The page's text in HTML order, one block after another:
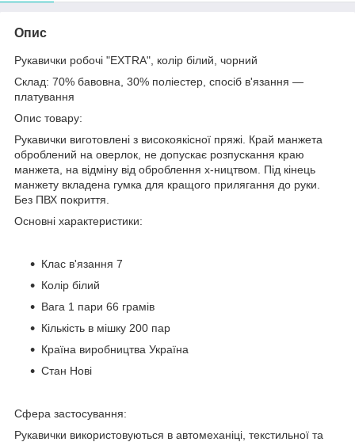
Опис
Рукавички робочі "EXTRA", колір білий, чорний
Склад: 70% бавовна, 30% поліестер, спосіб в'язання —
платування
Опис товару:
Рукавички виготовлені з високоякісної пряжі. Край манжета
оброблений на оверлок, не допускає розпускання краю
манжета, на відміну від оброблення x-ництвом. Під кінець
манжету вкладена гумка для кращого прилягання до руки.
Без ПВХ покриття.
Основні характеристики:
Клас в'язання 7
Колір білий
Вага 1 пари 66 грамів
Кількість в мішку 200 пар
Країна виробництва Україна
Стан Нові
Сфера застосування:
Рукавички використовуються в автомеханіці, текстильної та